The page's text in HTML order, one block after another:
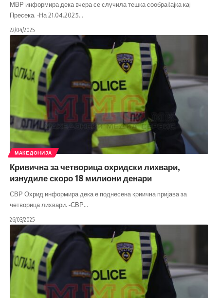
МВР информира дека вчера се случила тешка сообраќајка кај
Пресека. -На 21.04.2025…
22/04/2025
МАКЕДОНИЈА
Кривична за четворица охридски лихвари,
изнудиле скоро 18 милиони денари
СВР Охрид информира дека е поднесена криична пријава за
четворица лихвари. -СВР…
26/03/2025